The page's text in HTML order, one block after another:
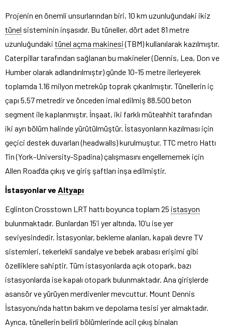
Projenin en önemli unsurlarından biri, 10 km uzunluğundaki ikiz
tünel sisteminin inşasıdır. Bu tüneller, dört adet 81 metre
uzunluğundaki tünel açma makinesi(TBM) kullanılarak kazılmıştır.
Caterpillar tarafından sağlanan bu makineler (Dennis, Lea, Don ve
Humber olarak adlandırılmıştır) günde 10-15 metre ilerleyerek
toplamda 1.16 milyon metreküp toprak çıkarılmıştır. Tünellerin iç
çapı 5.57 metredir ve önceden imal edilmiş 88.500 beton
segment ile kaplanmıştır. İnşaat, iki farklı müteahhit tarafından
iki ayrı bölüm halinde yürütülmüştür. İstasyonların kazılması için
geçici destek duvarları (headwalls) kurulmuştur. TTC metro Hattı
1’in (York-University-Spadina) çalışmasını engellememek için
Allen Road’da çıkış ve giriş şaftları inşa edilmiştir.
İstasyonlar ve Altyapı
Eglinton Crosstown LRT hattı boyunca toplam 25 istasyon
bulunmaktadır. Bunlardan 15’i yer altında, 10’u ise yer
seviyesindedir. İstasyonlar, bekleme alanları, kapalı devre TV
sistemleri, tekerlekli sandalye ve bebek arabası erişimi gibi
özelliklere sahiptir. Tüm istasyonlarda açık otopark, bazı
istasyonlarda ise kapalı otopark bulunmaktadır. Ana girişlerde
asansör ve yürüyen merdivenler mevcuttur. Mount Dennis
İstasyonu’nda hattın bakım ve depolama tesisi yer almaktadır.
Ayrıca, tünellerin belirli bölümlerinde acil çıkış binaları